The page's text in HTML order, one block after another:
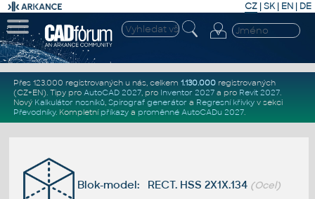
CZ | SK| EN | DE
Přes 123.000 registrovaných u nás, celkem 1.130.000registrovaných
(CZ+EN). Tipy pro AutoCAD 2027, pro Inventor 2027a pro Revit 2027.
Nový Kalkulátor nosníků, Spirograf generátor a Regresní křivkyv sekci
Převodníky. Kompletní příkazya proměnné AutoCADu 2027.
Blok-model: RECT. HSS 2X1X.134 (Ocel)